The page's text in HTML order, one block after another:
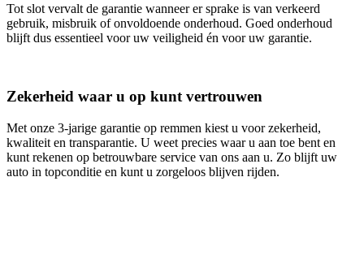
Tot slot vervalt de garantie wanneer er sprake is van verkeerd
gebruik, misbruik of onvoldoende onderhoud. Goed onderhoud
blijft dus essentieel voor uw veiligheid én voor uw garantie.
Zekerheid waar u op kunt vertrouwen
Met onze 3‑jarige garantie op remmen kiest u voor zekerheid,
kwaliteit en transparantie. U weet precies waar u aan toe bent en
kunt rekenen op betrouwbare service van ons aan u. Zo blijft uw
auto in topconditie en kunt u zorgeloos blijven rijden.